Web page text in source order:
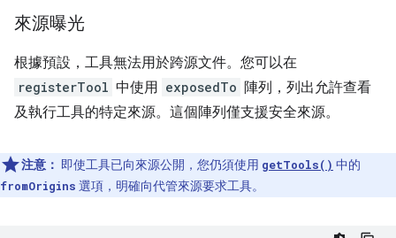
來源曝光
根據預設，工具無法用於跨源文件。您可以在
registerTool 中使用 exposedTo 陣列，列出允許查看
及執行工具的特定來源。這個陣列僅支援安全來源。
注意： 即使工具已向來源公開，您仍須使用 getTools() 中的
fromOrigins 選項，明確向代管來源要求工具。